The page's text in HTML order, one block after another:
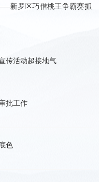
新罗区巧借桃王争霸赛抓
传活动超接地气
批工作
色